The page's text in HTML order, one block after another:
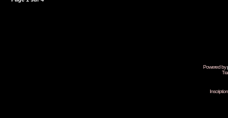
Powered by